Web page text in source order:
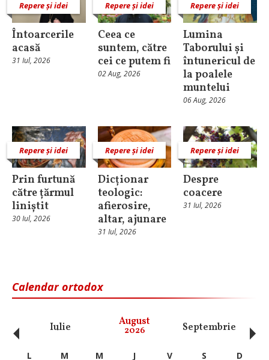
Repere și idei
Întoarcerile
acasă
31 Iul, 2026
Repere și idei
Ceea ce
suntem, către
cei ce putem fi
02 Aug, 2026
Repere și idei
Lumina
Taborului și
întunericul de
la poalele
muntelui
06 Aug, 2026
Repere și idei
Prin furtună
către țărmul
liniștit
30 Iul, 2026
Repere și idei
Dicționar
teologic:
afierosire,
altar, ajunare
31 Iul, 2026
Repere și idei
Despre
coacere
31 Iul, 2026
Calendar ortodox
Iulie August
2026 Septembrie
‹ L M M J V S
D